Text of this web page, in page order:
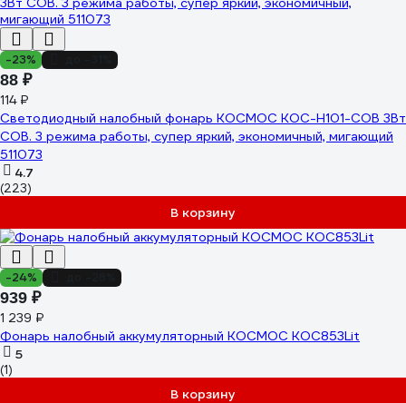
-23%
88 ₽
114 ₽
Светодиодный налобный фонарь КОСМОС KOC-H101-COB 3Вт
СОВ. 3 режима работы, супер яркий, экономичный, мигающий
511073
4.7
(223)
В корзину
-24%
939 ₽
1 239 ₽
Фонарь налобный аккумуляторный КОСМОС KOC853Lit
5
(1)
В корзину